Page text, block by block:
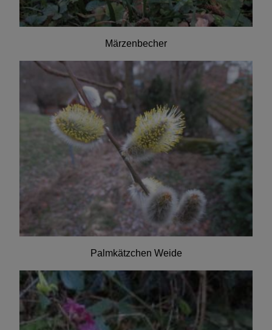
Märzenbecher
Palmkätzchen Weide